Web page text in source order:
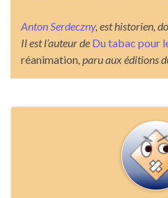
Anton Serdeczny, est historien,
Il est l’auteur de Du tabac pour
réanimation, paru aux éditions